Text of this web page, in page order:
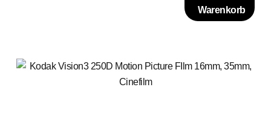
Warenkorb